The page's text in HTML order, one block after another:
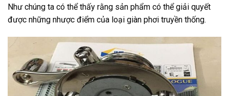
Như chúng ta có thể thấy rằng sản phẩm có thể giải quyết
được những nhược điểm của loại giàn phơi truyền thống.